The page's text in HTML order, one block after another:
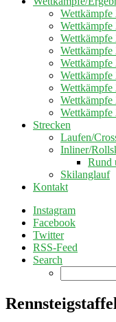
Wettkämpfe
Wettkämpfe
Wettkämpfe
Wettkämpfe
Wettkämpfe
Wettkämpfe
Wettkämpfe
Wettkämpfe
Wettkämpfe
Strecken
Laufen/
Inliner/
Rund
Skilanglauf
Kontakt
Instagram
Facebook
Twitter
RSS-Feed
Search
nach: